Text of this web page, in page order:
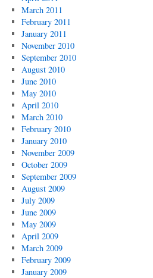
March 2011
February 2011
January 2011
November 2010
September 2010
August 2010
June 2010
May 2010
April 2010
March 2010
February 2010
January 2010
November 2009
October 2009
September 2009
August 2009
July 2009
June 2009
May 2009
April 2009
March 2009
February 2009
January 2009